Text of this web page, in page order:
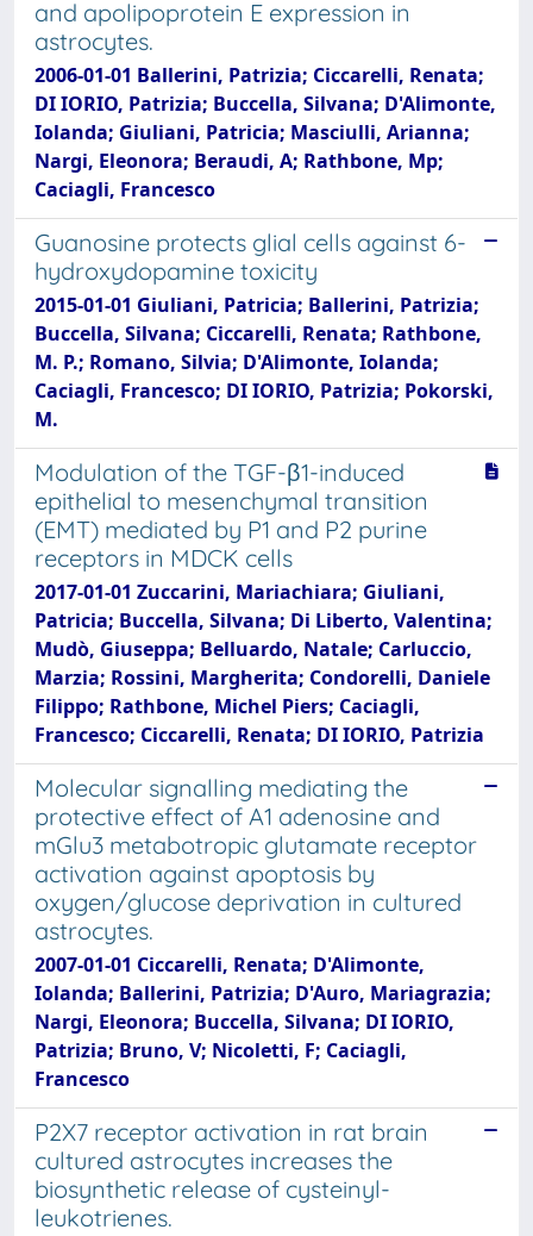
and apolipoprotein E expression in
astrocytes.
2006-01-01 Ballerini, Patrizia; Ciccarelli, Renata;
DI IORIO, Patrizia; Buccella, Silvana; D'Alimonte,
Iolanda; Giuliani, Patricia; Masciulli, Arianna;
Nargi, Eleonora; Beraudi, A; Rathbone, Mp;
Caciagli, Francesco
Guanosine protects glial cells against 6-
hydroxydopamine toxicity
2015-01-01 Giuliani, Patricia; Ballerini, Patrizia;
Buccella, Silvana; Ciccarelli, Renata; Rathbone,
M. P.; Romano, Silvia; D'Alimonte, Iolanda;
Caciagli, Francesco; DI IORIO, Patrizia; Pokorski,
M.
Modulation of the TGF-β1-induced
epithelial to mesenchymal transition
(EMT) mediated by P1 and P2 purine
receptors in MDCK cells
2017-01-01 Zuccarini, Mariachiara; Giuliani,
Patricia; Buccella, Silvana; Di Liberto, Valentina;
Mudò, Giuseppa; Belluardo, Natale; Carluccio,
Marzia; Rossini, Margherita; Condorelli, Daniele
Filippo; Rathbone, Michel Piers; Caciagli,
Francesco; Ciccarelli, Renata; DI IORIO, Patrizia
Molecular signalling mediating the
protective effect of A1 adenosine and
mGlu3 metabotropic glutamate receptor
activation against apoptosis by
oxygen/glucose deprivation in cultured
astrocytes.
2007-01-01 Ciccarelli, Renata; D'Alimonte,
Iolanda; Ballerini, Patrizia; D'Auro, Mariagrazia;
Nargi, Eleonora; Buccella, Silvana; DI IORIO,
Patrizia; Bruno, V; Nicoletti, F; Caciagli,
Francesco
P2X7 receptor activation in rat brain
cultured astrocytes increases the
biosynthetic release of cysteinyl-
leukotrienes.